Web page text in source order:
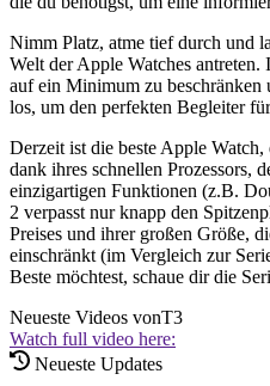
Nimm Platz, atme tief durch und
Welt der Apple Watches antreten.
auf ein Minimum zu beschränken
los, um den perfekten Begleiter
Derzeit ist die beste Apple
dank ihres schnellen Prozessors,
einzigartigen Funktionen (z.B.
2 verpasst nur knapp den
Preises und ihrer großen Größe,
einschränkt (im Vergleich zur
Beste möchtest, schaue dir die
Neueste Videos vonT3
Watch full video here:
Neueste Updates